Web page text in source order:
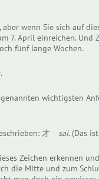
wenn Sie sich auf
7. April einreichen.
fünf lange Wochen.
.
wichtigsten
才 sai. (Das
Zeichen erkennen
die Mitte und zum